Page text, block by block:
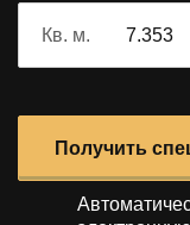
Кв. м.
Получить